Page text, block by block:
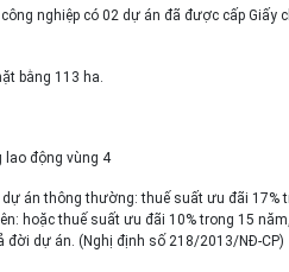
nghiệp có 02 dự án đã được cấp
bằng 113 ha.
lao động vùng 4
án thông thường: thuế suất ưu đãi
hoặc thuế suất ưu đãi 10% trong 15
đời dự án. (Nghị định số 218/2013/NĐ-CP)